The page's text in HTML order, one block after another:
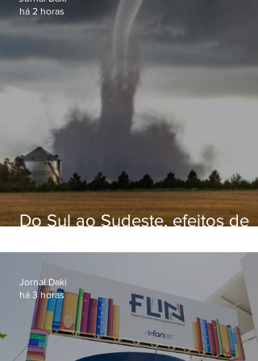
Do Sul ao Sudeste, efeitos de
apreensão na população
há 2 horas
Jornal Daki
há 3 horas